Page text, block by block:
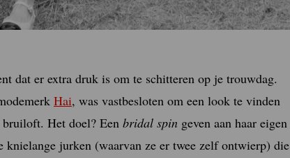
dat er extra druk is om te schitteren op je trouwdag.
Hai, was vastbesloten om een look te vinden
Het doel? Een bridal spin geven aan haar eigen
jurken (waarvan ze er twee zelf ontwierp) die